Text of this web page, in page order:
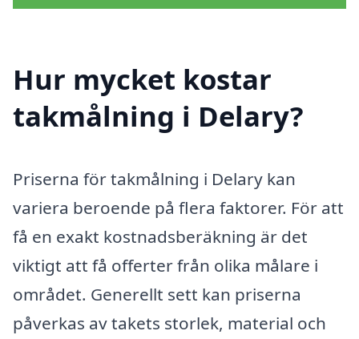
Hur mycket kostar
takmålning i Delary?
Priserna för takmålning i Delary kan
variera beroende på flera faktorer. För att
få en exakt kostnadsberäkning är det
viktigt att få offerter från olika målare i
området. Generellt sett kan priserna
påverkas av takets storlek, material och